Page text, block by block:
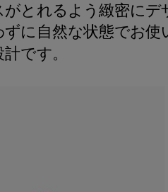
とれるよう緻密にデ
に自然な状態でお使
です。